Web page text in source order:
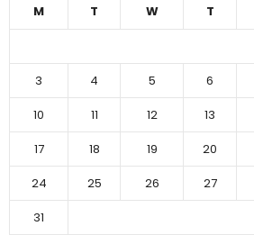
M T W T
3
4 5 6
10
11 12 13
17
18 19 20
24
25 26 27
31